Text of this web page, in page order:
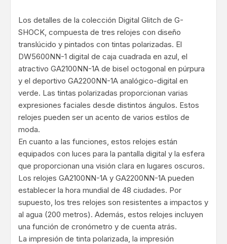
Los detalles de la colección Digital Glitch de G-
SHOCK, compuesta de tres relojes con diseño
translúcido y pintados con tintas polarizadas. El
DW5600NN-1 digital de caja cuadrada en azul, el
atractivo GA2100NN-1A de bisel octogonal en púrpura
y el deportivo GA2200NN-1A analógico-digital en
verde. Las tintas polarizadas proporcionan varias
expresiones faciales desde distintos ángulos. Estos
relojes pueden ser un acento de varios estilos de
moda.
En cuanto a las funciones, estos relojes están
equipados con luces para la pantalla digital y la esfera
que proporcionan una visión clara en lugares oscuros.
Los relojes GA2100NN-1A y GA2200NN-1A pueden
establecer la hora mundial de 48 ciudades. Por
supuesto, los tres relojes son resistentes a impactos y
al agua (200 metros). Además, estos relojes incluyen
una función de cronómetro y de cuenta atrás.
La impresión de tinta polarizada, la impresión